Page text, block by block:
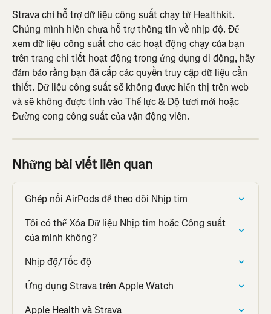
Strava chỉ hỗ trợ dữ liệu công suất chạy từ Healthkit.
Chúng mình hiện chưa hỗ trợ thông tin về nhịp độ. Để
xem dữ liệu công suất cho các hoạt động chạy của bạn
trên trang chi tiết hoạt động trong ứng dụng di động, hãy
đảm bảo rằng bạn đã cấp các quyền truy cập dữ liệu cần
thiết. Dữ liệu công suất sẽ không được hiển thị trên web
và sẽ không được tính vào Thể lực & Độ tươi mới hoặc
Đường cong công suất của vận động viên.
Những bài viết liên quan
Ghép nối AirPods để theo dõi Nhịp tim
Tôi có thể Xóa Dữ liệu Nhịp tim hoặc Công suất
của mình không?
Nhịp độ/Tốc độ
Ứng dụng Strava trên Apple Watch
Apple Health và Strava